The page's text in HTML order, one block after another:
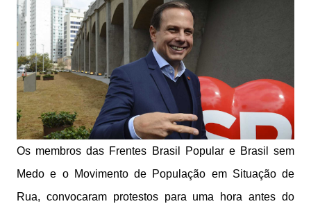
Os membros das Frentes Brasil Popular e Brasil sem
Medo e o Movimento de População em Situação de
Rua, convocaram protestos para uma hora antes do